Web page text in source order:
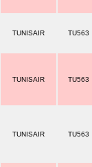
TUNISAIR TU563
TUNISAIR TU563
TUNISAIR TU563